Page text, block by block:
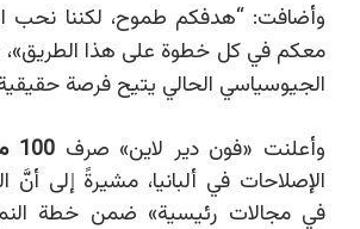
وأضافت:“هدفكم طموح، لكننا نحب
معكم في كل خطوة على هذا الطريق»،
الجيوسياسي الحالي يتيح فرصة
وأعلنت «فون دير لاين» صرف100 مليون يورو
الإصلاحات في ألبانيا، مشيرةً إلى أنَّ
في مجالات رئيسية» ضمن خطة النمو